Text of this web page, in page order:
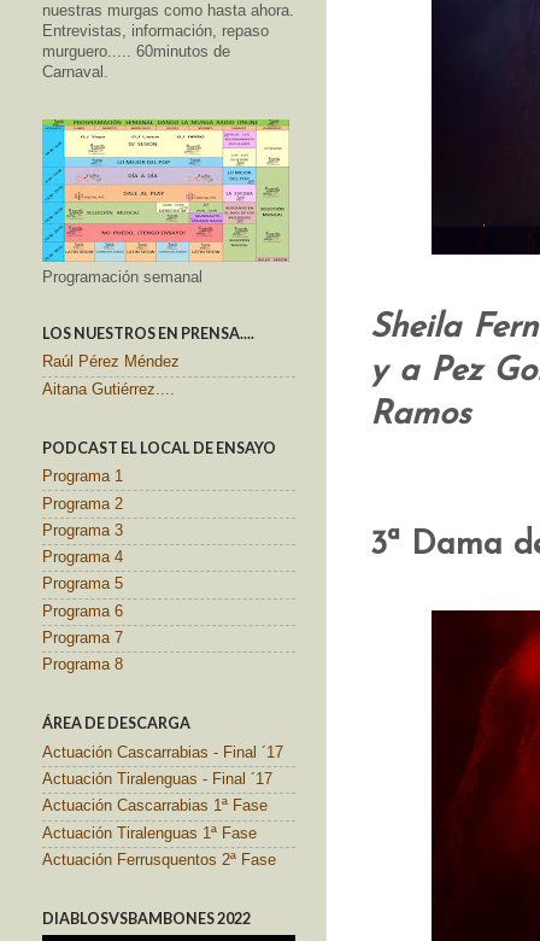
Sheila
y a Pez
Ramos
3ª Dama
nuestras murgas como hasta ahora.
Entrevistas, información, repaso
murguero..... 60minutos de
Carnaval.
Programación semanal
LOS NUESTROS EN PRENSA....
Raúl Pérez Méndez
Aitana Gutiérrez....
PODCAST EL LOCAL DE ENSAYO
Programa 1
Programa 2
Programa 3
Programa 4
Programa 5
Programa 6
Programa 7
Programa 8
ÁREA DE DESCARGA
Actuación Cascarrabias - Final ´17
Actuación Tiralenguas - Final ´17
Actuación Cascarrabias 1ª Fase
Actuación Tiralenguas 1ª Fase
Actuación Ferrusquentos 2ª Fase
DIABLOSVSBAMBONES 2022